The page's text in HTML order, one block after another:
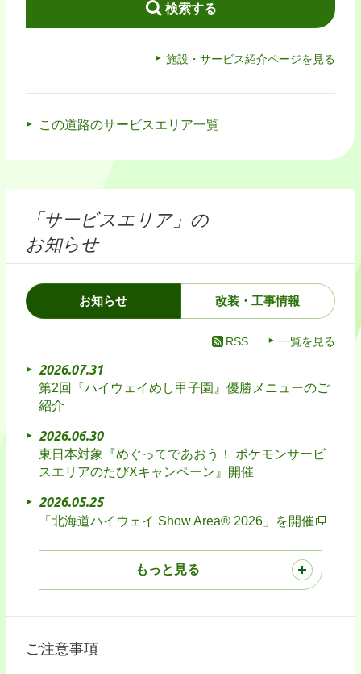
検索する
施設・サービス紹介ページを見る
この道路のサービスエリア一覧
「サービスエリア」の
お知らせ
お知らせ 改装・工事情報
RSS 一覧を見る
2026.07.31
第2回『ハイウェイめし甲子園』優勝メニューのご
紹介
2026.06.30
東日本対象『めぐってであおう！ ポケモンサービ
スエリアのたびXキャンペーン』開催
2026.05.25
「北海道ハイウェイ Show Area® 2026」を開催
もっと見る
ご注意事項